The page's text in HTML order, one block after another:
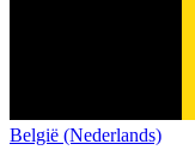
België (Nederlands)